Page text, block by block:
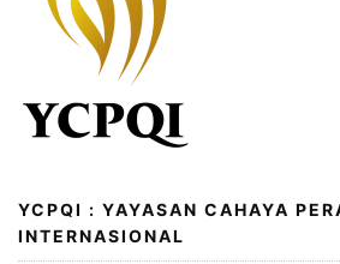
YCPQI : YAYASAN CAHAYA
INTERNASIONAL